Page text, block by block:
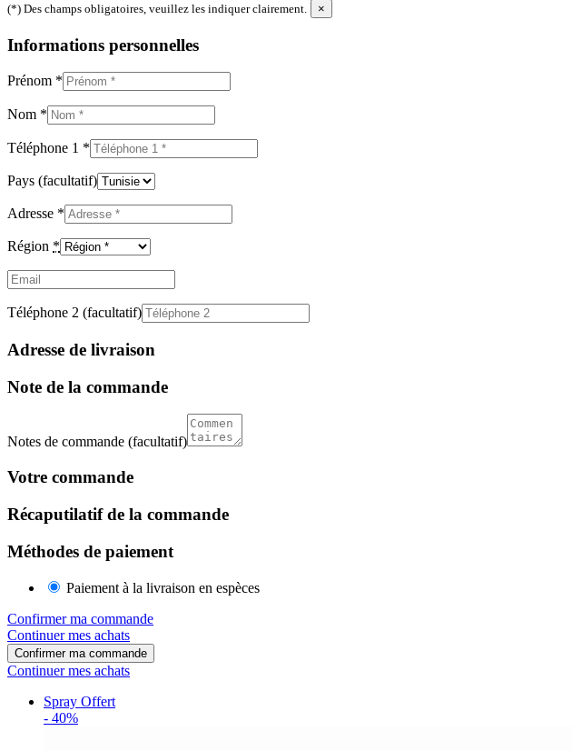
(*) Des champs obligatoires, veuillez les indiquer clairement. ×
Informations personnelles
Prénom *
Nom *
Téléphone 1 *
Pays (facultatif)
Adresse *
Région *
Email
Téléphone 2 (facultatif)
Adresse de livraison
Note de la commande
Notes de commande (facultatif)
Votre commande
Récaputilatif de la commande
Méthodes de paiement
Paiement à la livraison en espèces
Confirmer ma commande
Continuer mes achats
Confirmer ma commande
Continuer mes achats
Spray Offert
- 40%